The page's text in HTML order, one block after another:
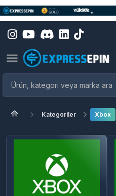
Kategoriler Xbox